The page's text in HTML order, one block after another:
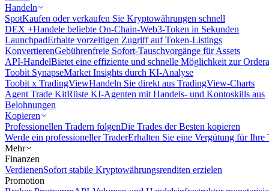
Handeln
SpotKaufen oder verkaufen Sie Kryptowährungen schnell
DEX +Handele beliebte On-Chain-Web3-Token in Sekunden
LaunchpadErhalte vorzeitigen Zugriff auf Token-Listings
KonvertierenGebührenfreie Sofort-Tauschvorgänge für Assets
API-HandelBietet eine effiziente und schnelle Möglichkeit zur
Toobit SynapseMarket Insights durch KI-Analyse
Toobit x TradingViewHandeln Sie direkt aus TradingView-Charts
Agent Trade KitRüste KI-Agenten mit Handels- und Kontoskills aus
Belohnungen
Kopieren
Professionellen Tradern folgenDie Trades der Besten kopieren
Werde ein professioneller TraderErhalten Sie eine Vergütung für Ihre
Mehr
Finanzen
VerdienenSofort stabile Kryptowährungsrenditen erzielen
Promotion